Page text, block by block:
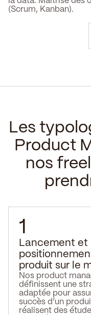
(Scrum, Kanban).
Les
Product
nos
1
Lancement et
produit sur le
Nos product
définissent une
adaptée pour
succès d’un
réalisent des